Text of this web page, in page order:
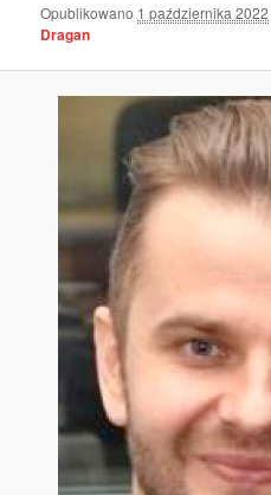
Opublikowano 1 października 2022
Dragan